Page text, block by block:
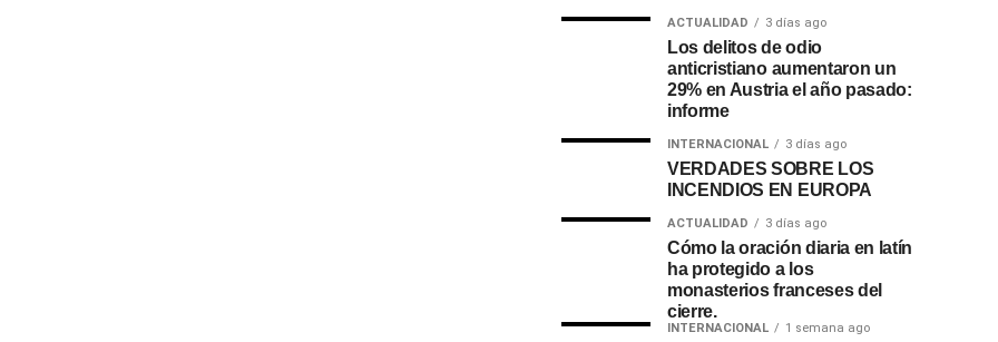
ACTUALIDAD 3 días ago
Los delitos de odio
anticristiano aumentaron un
29% en Austria el año pasado:
informe
INTERNACIONAL 3 días ago
VERDADES SOBRE LOS
INCENDIOS EN EUROPA
ACTUALIDAD 3 días ago
Cómo la oración diaria en latín
ha protegido a los
monasterios franceses del
cierre.
INTERNACIONAL 1 semana ago